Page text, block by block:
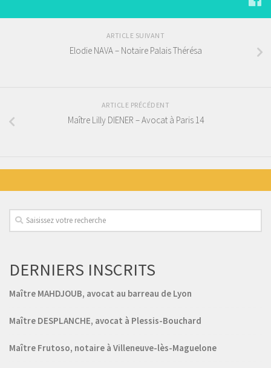
ARTICLE SUIVANT
Elodie NAVA – Notaire Palais Thérésa
ARTICLE PRÉCÉDENT
Maître Lilly DIENER – Avocat à Paris 14
DERNIERS INSCRITS
Maître MAHDJOUB, avocat au barreau de Lyon
Maître DESPLANCHE, avocat à Plessis-Bouchard
Maître Frutoso, notaire à Villeneuve-lès-Maguelone